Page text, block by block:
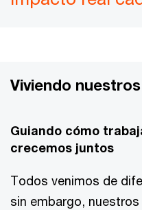
Viviendo
Guiando cómo
crecemos juntos
Todos venimos de
sin embargo,